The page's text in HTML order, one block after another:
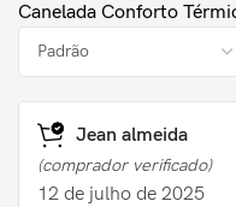
Canelada Conforto
Jean almeida
(comprador verificado)
12 de julho de 2025